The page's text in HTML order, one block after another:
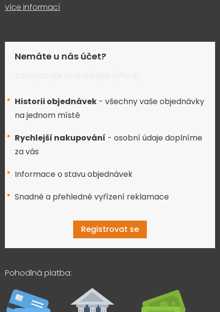
více informací
Nemáte u nás účet?
Historii objednávek - všechny vaše objednávky
na jednom místě
Rychlejší nakupování - osobní údaje doplníme
za vás
Informace o stavu objednávek
Snadné a přehledné vyřízení reklamace
Registrovat se
Pohodlná platba: